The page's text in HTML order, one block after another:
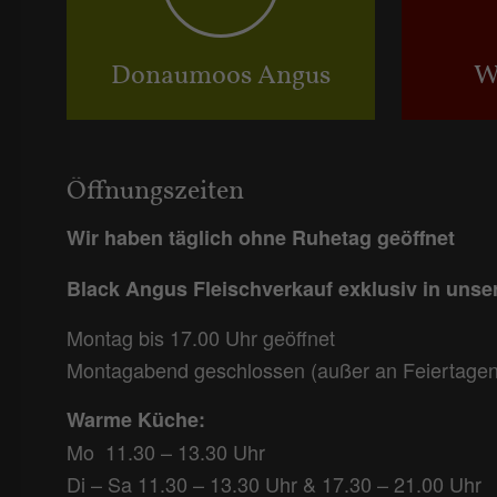
Donaumoos Angus
Öffnungszeiten
Wir haben täglich ohne Ruhetag geöffnet
Black Angus Fleischverkauf exklusiv in
Montag bis 17.00 Uhr geöffnet
Montagabend geschlossen (außer an
Warme Küche:
Mo 11.30 – 13.30 Uhr
Di – Sa 11.30 – 13.30 Uhr & 17.30 – 21.00 Uhr